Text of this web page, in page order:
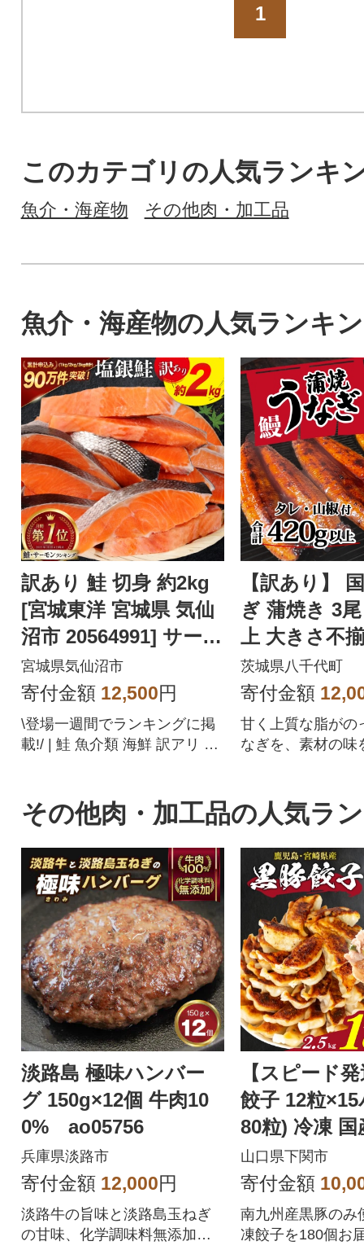
1
このカテゴリの人気ランキ
魚介・海産物 その他肉・加工品
魚介・海産物の人気ランキ
訳あり 鮭 切身 約2kg
[宮城東洋 宮城県 気仙
沼市 20564991] サーモ
ン
宮城県気仙沼市
寄付金額 12,500円
\登場一週間でランキングに掲
載!/ | 鮭 魚介類 海鮮 訳アリ 規
かず 弁当 サーモン 銀鮭切り身
【訳あり】
ぎ 蒲焼き 3
上 大きさ不
レ・山椒付き
茨城県八千代町
寄付金額
甘く上質な脂がの
なぎを、素材の味
代町にある『横島
限会社』の醤油入
が、うなぎの旨味
ひきたてます。
うなぎは真空パッ
すぐさま急速冷
さを逃すことな
後、グリルや電子
めるだけでできた
お手軽にご家庭で
ただけます。
その他肉・加工品の人気ラ
淡路島 極味ハンバー
グ 150g×12個 牛肉10
0% ao05756
兵庫県淡路市
寄付金額 12,000円
淡路牛の旨味と淡路島玉ねぎ
の甘味、化学調味料無添加の
【スピード
餃子 12粒
80粒) 冷凍 国
あり IB051
山口県下関市
寄付金額
南九州産黒豚のみ
凍餃子を180個お